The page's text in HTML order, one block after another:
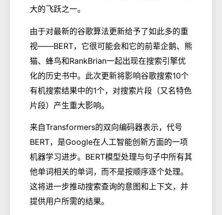
大的飞跃之一。
由于对最新的谷歌算法更新给予了如此多的重
视——BERT，它很可能会和它的前辈企鹅、熊
猫、蜂鸟和RankBrian一起出现在搜索引擎优
化的历史书中。此次更新将影响谷歌搜索10个
有机搜索结果中的1个，对搜索片段（又名特色
片段）产生重大影响。
来自Transformers的双向编码器表示，代号
BERT，是Google在人工智能创新方面的一项
机器学习进步。BERT模型处理与句子中所有其
他单词相关的单词，而不是按顺序逐个处理。
这将进一步推动搜索查询的意图和上下文，并
提供用户所需的结果。